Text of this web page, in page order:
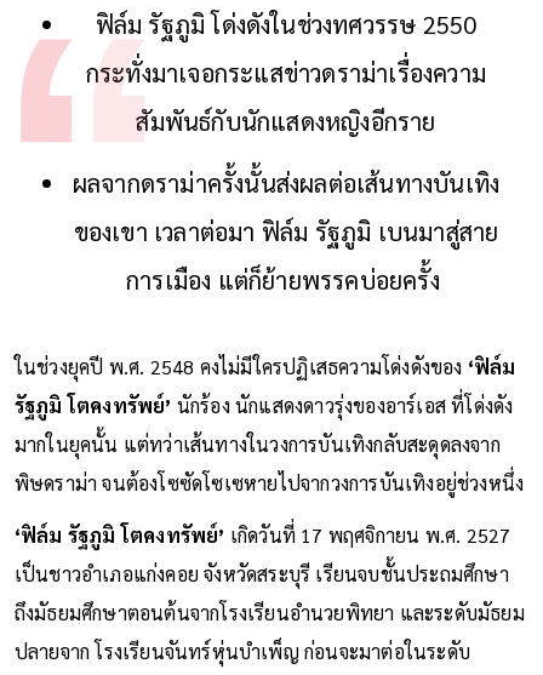
ฟิล์ม รัฐภูมิ โด่งดังในช่วงทศวรรษ 2550
กระทั่งมาเจอกระแสข่าวดราม่าเรื่องความ
สัมพันธ์กับนักแสดงหญิงอีกราย
ผลจากดราม่าครั้งนั้นส่งผลต่อเส้นทางบันเทิง
ของเขา เวลาต่อมา ฟิล์ม รัฐภูมิ เบนมาสู่สาย
การเมือง แต่ก็ย้ายพรรคบ่อยครั้ง
ในช่วงยุคปี พ.ศ. 2548 คงไม่มีใครปฏิเสธความโด่งดังของ ‘ฟิล์ม
รัฐภูมิ โตคงทรัพย์’ นักร้อง นักแสดงดาวรุ่งของอาร์เอส ที่โด่งดัง
มากในยุคนั้น แต่ทว่าเส้นทางในวงการบันเทิงกลับสะดุดลงจาก
พิษดราม่า จนต้องโซซัดโซเซหายไปจากวงการบันเทิงอยู่ช่วงหนึ่ง
‘ฟิล์ม รัฐภูมิ โตคงทรัพย์’ เกิดวันที่ 17 พฤศจิกายน พ.ศ. 2527
เป็นชาวอำเภอแก่งคอย จังหวัดสระบุรี เรียนจบชั้นประถมศึกษา
ถึงมัธยมศึกษาตอนต้นจากโรงเรียนอำนวยพิทยา และระดับมัธยม
ปลายจาก โรงเรียนจันทร์หุ่นบำเพ็ญ ก่อนจะมาต่อในระดับ